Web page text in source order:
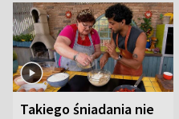
Takiego śniadania nie